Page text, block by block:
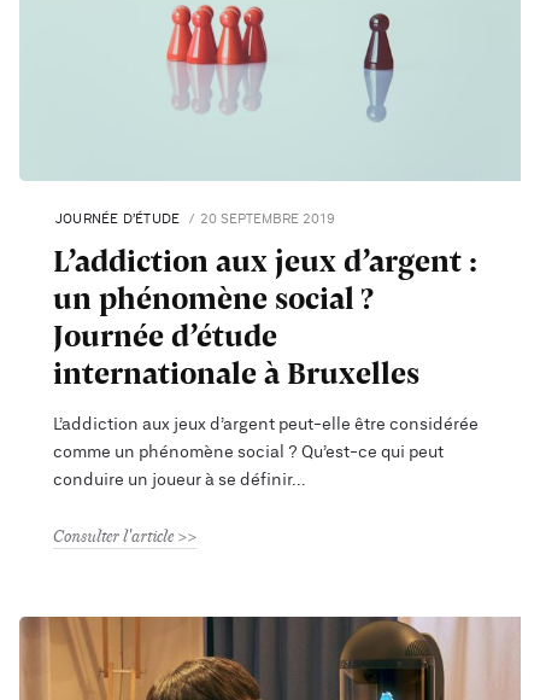
JOURNÉE D’ÉTUDE 20 SEPTEMBRE 2019
L’addiction aux jeux d’argent :
un phénomène social ?
Journée d’étude
internationale à Bruxelles
L’addiction aux jeux d’argent peut-elle être considérée
comme un phénomène social ? Qu’est-ce qui peut
conduire un joueur à se définir
Consulter l'article